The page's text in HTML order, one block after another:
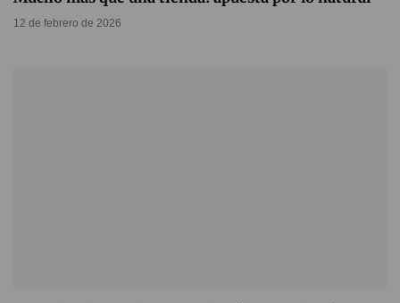
12 de febrero de 2026